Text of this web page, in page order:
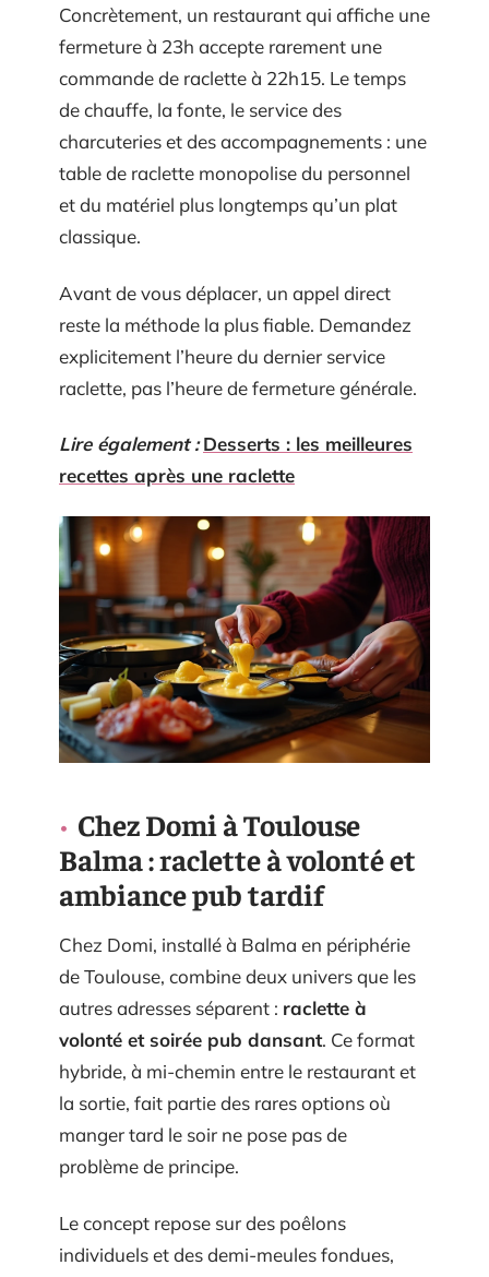
Concrètement, un restaurant qui affiche une
fermeture à 23h accepte rarement une
commande de raclette à 22h15. Le temps
de chauffe, la fonte, le service des
charcuteries et des accompagnements : une
table de raclette monopolise du personnel
et du matériel plus longtemps qu’un plat
classique.
Avant de vous déplacer, un appel direct
reste la méthode la plus fiable. Demandez
explicitement l’heure du dernier service
raclette, pas l’heure de fermeture générale.
Lire également : Desserts : les meilleures
recettes après une raclette
Chez Domi à Toulouse
Balma : raclette à volonté et
ambiance pub tardif
Chez Domi, installé à Balma en périphérie
de Toulouse, combine deux univers que les
autres adresses séparent : raclette à
volonté et soirée pub dansant. Ce format
hybride, à mi-chemin entre le restaurant et
la sortie, fait partie des rares options où
manger tard le soir ne pose pas de
problème de principe.
Le concept repose sur des poêlons
individuels et des demi-meules fondues,